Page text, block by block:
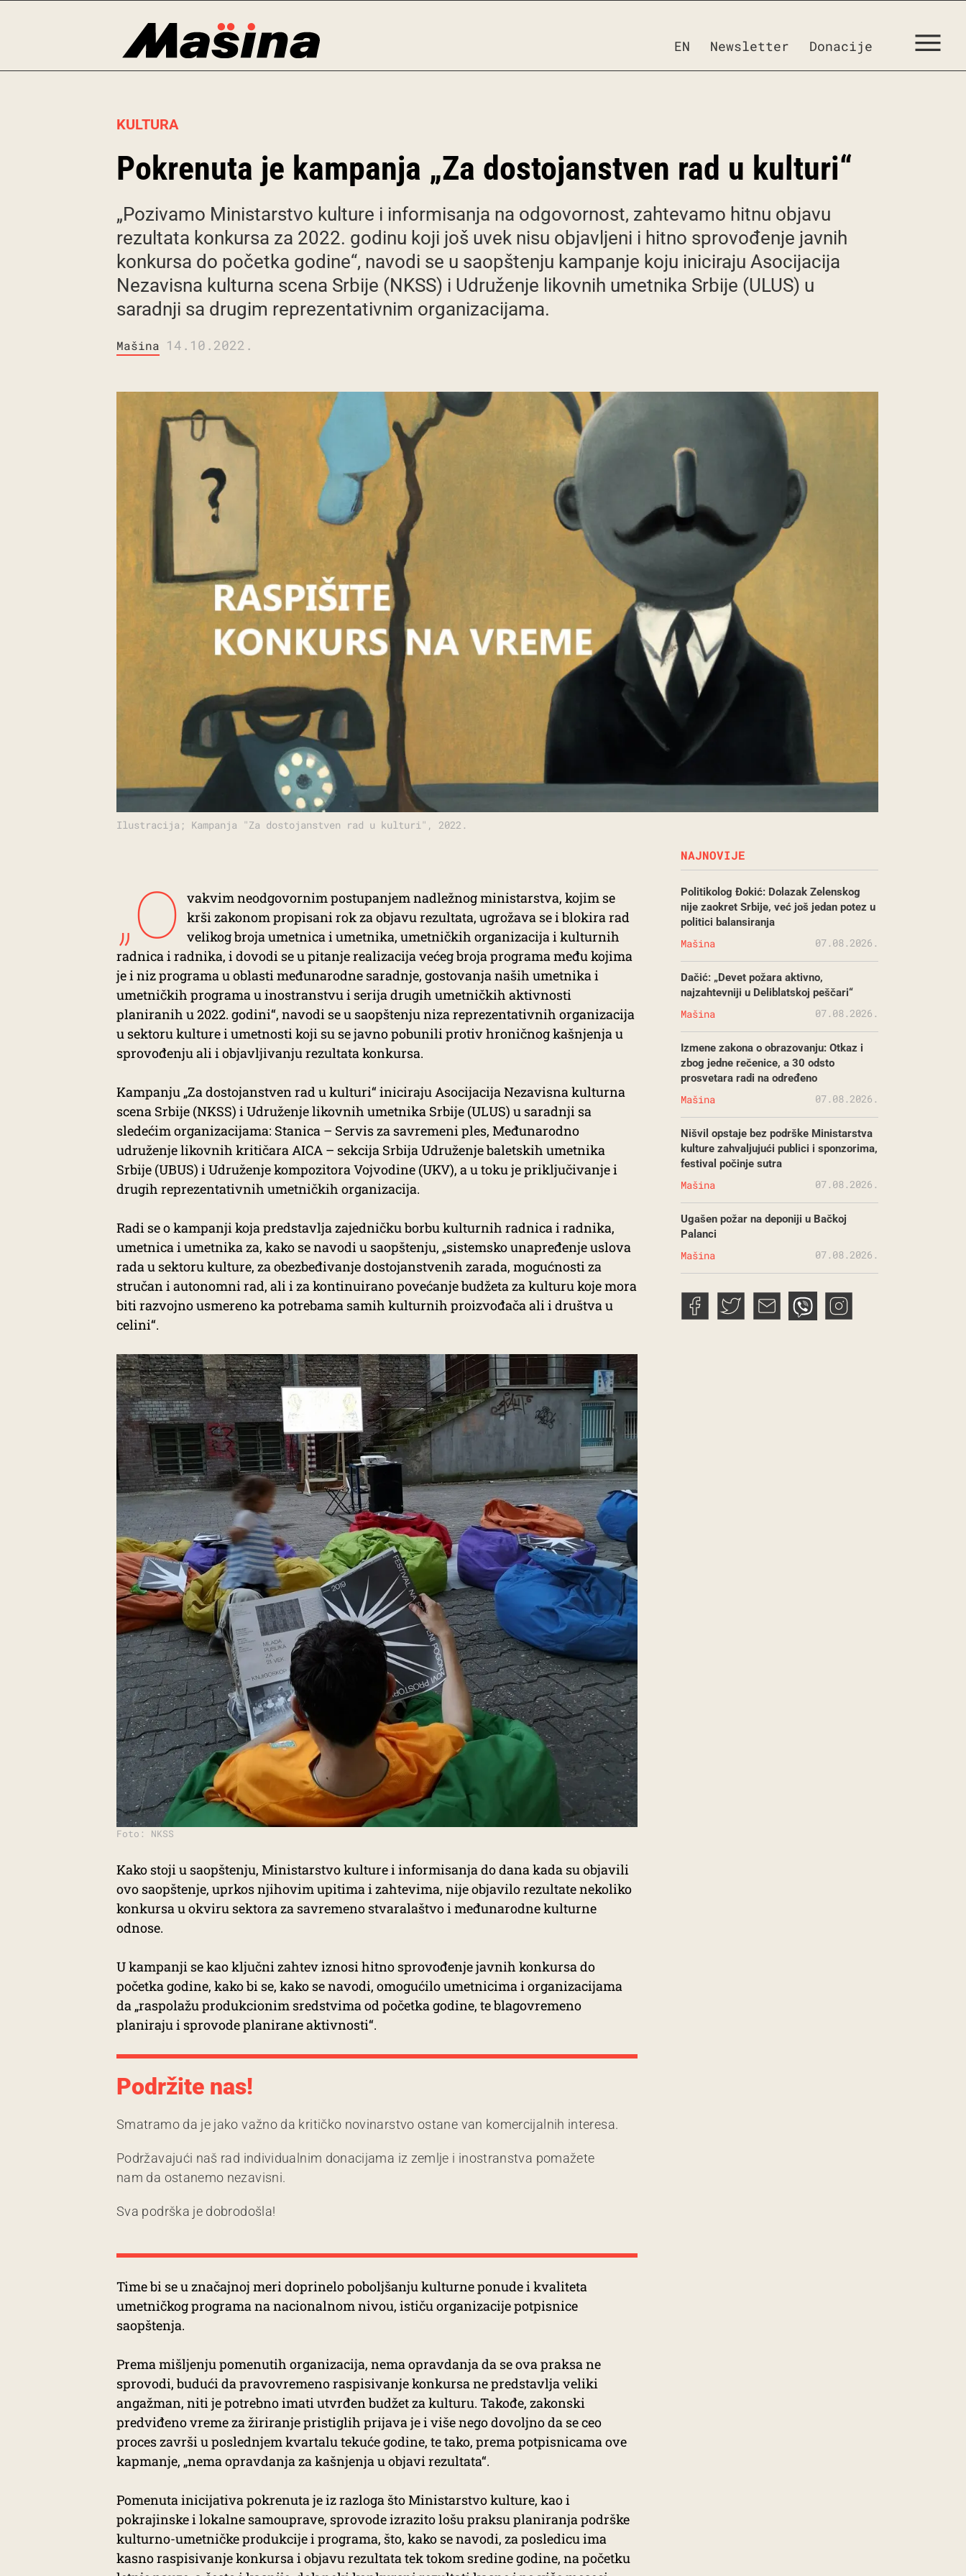
EN Newsletter Donacije
KULTURA
Pokrenuta je kampanja „Za dostojanstven rad u kulturi“
„Pozivamo Ministarstvo kulture i informisanja na odgovornost, zahtevamo hitnu objavu
rezultata konkursa za 2022. godinu koji još uvek nisu objavljeni i hitno sprovođenje javnih
konkursa do početka godine“, navodi se u saopštenju kampanje koju iniciraju Asocijacija
Nezavisna kulturna scena Srbije (NKSS) i Udruženje likovnih umetnika Srbije (ULUS) u
saradnji sa drugim reprezentativnim organizacijama.
Mašina 14.10.2022.
Ilustracija; Kampanja "Za dostojanstven rad u kulturi", 2022.
„O vakvim neodgovornim postupanjem nadležnog ministarstva, kojim se
krši zakonom propisani rok za objavu rezultata, ugrožava se i blokira rad
velikog broja umetnica i umetnika, umetničkih organizacija i kulturnih
radnica i radnika, i dovodi se u pitanje realizacija većeg broja programa među kojima
je i niz programa u oblasti međunarodne saradnje, gostovanja naših umetnika i
umetničkih programa u inostranstvu i serija drugih umetničkih aktivnosti
planiranih u 2022. godini“, navodi se u saopštenju niza reprezentativnih organizacija
u sektoru kulture i umetnosti koji su se javno pobunili protiv hroničnog kašnjenja u
sprovođenju ali i objavljivanju rezultata konkursa.
Kampanju „Za dostojanstven rad u kulturi“ iniciraju Asocijacija Nezavisna kulturna
scena Srbije (NKSS) i Udruženje likovnih umetnika Srbije (ULUS) u saradnji sa
sledećim organizacijama: Stanica – Servis za savremeni ples, Međunarodno
udruženje likovnih kritičara AICA – sekcija Srbija Udruženje baletskih umetnika
Srbije (UBUS) i Udruženje kompozitora Vojvodine (UKV), a u toku je priključivanje i
drugih reprezentativnih umetničkih organizacija.
Radi se o kampanji koja predstavlja zajedničku borbu kulturnih radnica i radnika,
umetnica i umetnika za, kako se navodi u saopštenju, „sistemsko unapređenje uslova
rada u sektoru kulture, za obezbeđivanje dostojanstvenih zarada, mogućnosti za
stručan i autonomni rad, ali i za kontinuirano povećanje budžeta za kulturu koje mora
biti razvojno usmereno ka potrebama samih kulturnih proizvođača ali i društva u
celini“.
Foto: NKSS
Kako stoji u saopštenju, Ministarstvo kulture i informisanja do dana kada su objavili
ovo saopštenje, uprkos njihovim upitima i zahtevima, nije objavilo rezultate nekoliko
konkursa u okviru sektora za savremeno stvaralaštvo i međunarodne kulturne
odnose.
U kampanji se kao ključni zahtev iznosi hitno sprovođenje javnih konkursa do
početka godine, kako bi se, kako se navodi, omogućilo umetnicima i organizacijama
da „raspolažu produkcionim sredstvima od početka godine, te blagovremeno
planiraju i sprovode planirane aktivnosti“.
Podržite nas!
Smatramo da je jako važno da kritičko novinarstvo ostane van komercijalnih interesa.
Podržavajući naš rad individualnim donacijama iz zemlje i inostranstva pomažete
nam da ostanemo nezavisni.
Sva podrška je dobrodošla!
Time bi se u značajnoj meri doprinelo poboljšanju kulturne ponude i kvaliteta
umetničkog programa na nacionalnom nivou, ističu organizacije potpisnice
saopštenja.
Prema mišljenju pomenutih organizacija, nema opravdanja da se ova praksa ne
sprovodi, budući da pravovremeno raspisivanje konkursa ne predstavlja veliki
angažman, niti je potrebno imati utvrđen budžet za kulturu. Takođe, zakonski
predviđeno vreme za žiriranje pristiglih prijava je i više nego dovoljno da se ceo
proces završi u poslednjem kvartalu tekuće godine, te tako, prema potpisnicama ove
kapmanje, „nema opravdanja za kašnjenja u objavi rezultata“.
Pomenuta inicijativa pokrenuta je iz razloga što Ministarstvo kulture, kao i
pokrajinske i lokalne samouprave, sprovode izrazito lošu praksu planiranja podrške
kulturno-umetničke produkcije i programa, što, kako se navodi, za posledicu ima
kasno raspisivanje konkursa i objavu rezultata tek tokom sredine godine, na početku
NAJNOVIJE
Politikolog Đokić: Dolazak Zelenskog
nije zaokret Srbije, već još jedan potez u
politici balansiranja
Mašina 07.08.2026.
Dačić: „Devet požara aktivno,
najzahtevniji u Deliblatskoj peščari“
Mašina 07.08.2026.
Izmene zakona o obrazovanju: Otkaz i
zbog jedne rečenice, a 30 odsto
prosvetara radi na određeno
Mašina 07.08.2026.
Nišvil opstaje bez podrške Ministarstva
kulture zahvaljujući publici i sponzorima,
festival počinje sutra
Mašina 07.08.2026.
Ugašen požar na deponiji u Bačkoj
Palanci
Mašina 07.08.2026.